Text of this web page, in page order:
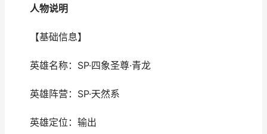
人物说明
【基础信息】
英雄名称：SP·四象圣尊·青龙
英雄阵营：SP·天然系
英雄定位：输出